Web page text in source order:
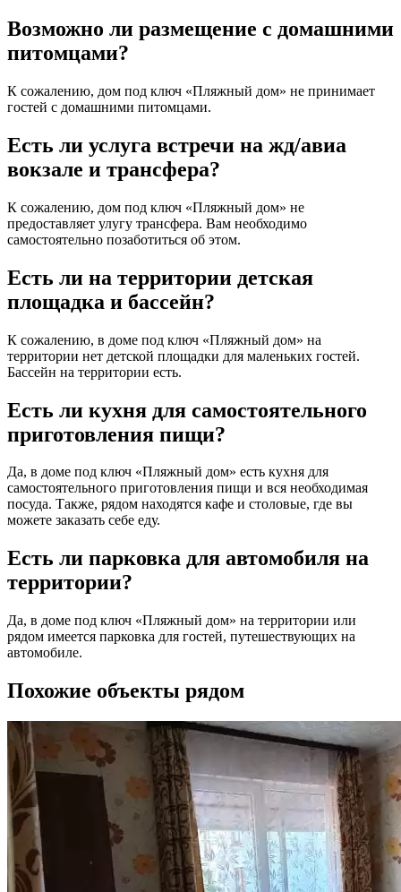
Возможно ли размещение с домашними
питомцами?
К сожалению, дом под ключ «Пляжный дом» не принимает
гостей с домашними питомцами.
Есть ли услуга встречи на жд/авиа
вокзале и трансфера?
К сожалению, дом под ключ «Пляжный дом» не
предоставляет улугу трансфера. Вам необходимо
самостоятельно позаботиться об этом.
Есть ли на территории детская
площадка и бассейн?
К сожалению, в доме под ключ «Пляжный дом» на
территории нет детской площадки для маленьких гостей.
Бассейн на территории есть.
Есть ли кухня для самостоятельного
приготовления пищи?
Да, в доме под ключ «Пляжный дом» есть кухня для
самостоятельного приготовления пищи и вся необходимая
посуда. Также, рядом находятся кафе и столовые, где вы
можете заказать себе еду.
Есть ли парковка для автомобиля на
территории?
Да, в доме под ключ «Пляжный дом» на территории или
рядом имеется парковка для гостей, путешествующих на
автомобиле.
Похожие объекты рядом